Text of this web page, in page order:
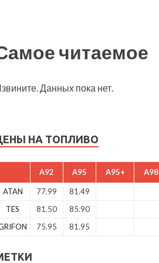
читаемое
Данных пока нет.
НА ТОПЛИВО
A92 A95 A95+ A98
ATAN 77.99 81.49
TES
81.50 85.90
75.95 81.95